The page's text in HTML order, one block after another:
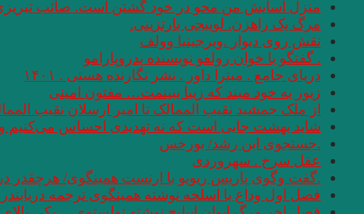
منزل آسایش من محو در خود گشتن است. صائب
مرگ یک راهزن. لوییجی بارتزینی.
نقش روی دیوار .ویرجینیا وولف
. گفتگو با خوان رولفو نویسنده پدروپارامو
دریای جامع . میترا داور . نشر نگارنده هستی . ۱۴۰۱
زیور به خود مبند که زیبا ببینمت… مفتون امینی
از ملک جمشید نقیب الممالک تا امیر ارسلان نقیب
شاید بهشت جایی است که نه تهدیدی احساس می‌کنیم و
.جستجوی ابن رشد/ بورخس
عقل سرخ . سهروردی
.گفت وگوی پاریس ریویو با ارنست همینگوی/ هرچقدر
فصل اول وداع با اسلحه نوشته همینگوی ترجمه